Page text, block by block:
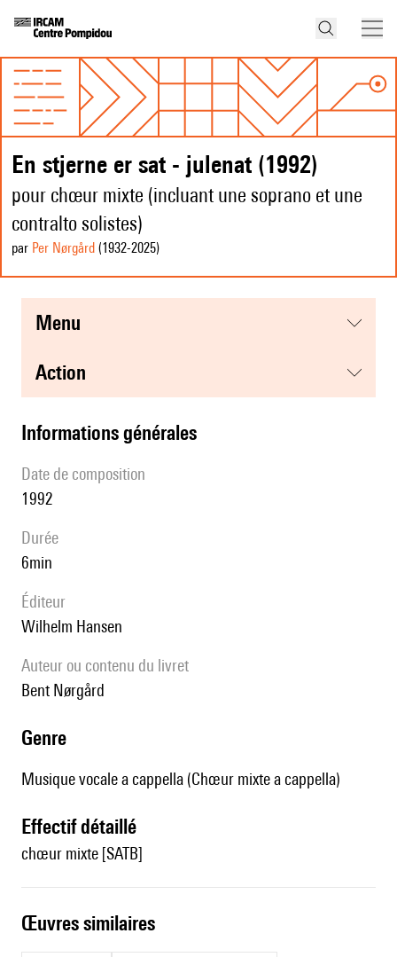
En stjerne er sat - julenat (1992)
pour chœur mixte (incluant une soprano et une
contralto solistes)
par Per Nørgård (1932-2025)
menu
action
informations générales
date de composition
1992
durée
6min
éditeur
Wilhelm Hansen
Auteur ou contenu du livret
Bent Nørgård
genre
Musique vocale a cappella (Chœur mixte a cappella)
effectif détaillé
chœur mixte [SATB]
œuvres similaires